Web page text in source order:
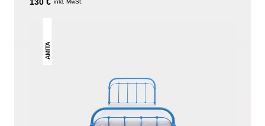
inkl. MwSt.
AMITA